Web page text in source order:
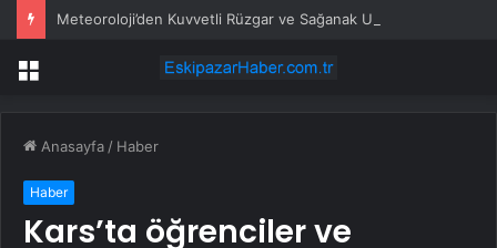
Meteoroloji’den Kuvvetli Rüzgar ve Sağanak Uyarısı
Menü
Anasayfa / Haber
Haber
Kars’ta öğrenciler ve